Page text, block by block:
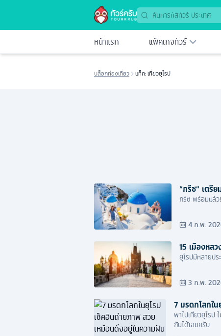
หน้าแรก แพ็คเกจทัวร์
บล็อกท่องเที่ยว แท็ก: เที่ยวยุโรป
“กรีซ” เตรี
กรีซ พร้อมแล้ว
4 ก.พ.
15 เมืองหล
ยุโรปมีหลายปร
3 ก.พ.
7 มรดกโลกใ
พาไปเที่ยวยุโรป
กันได้เลยครับ